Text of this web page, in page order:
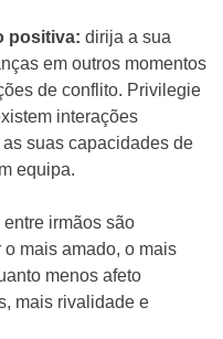
positiva: dirija a sua
em outros momentos
de conflito. Privilegie
interações
suas capacidades de
equipa.
irmãos são
mais amado, o mais
menos afeto
mais rivalidade e